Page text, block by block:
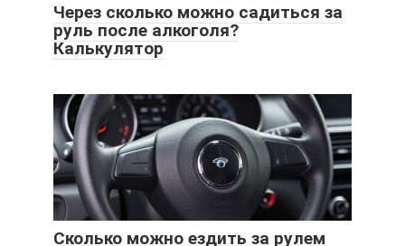
Через сколько можно садиться за
руль после алкоголя?
Калькулятор
Сколько можно ездить за рулем